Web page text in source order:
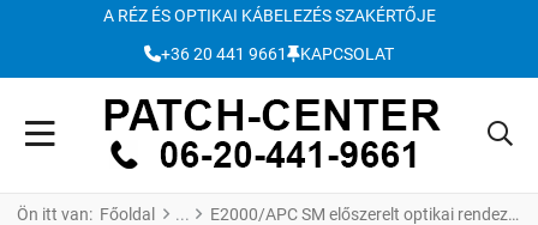
A RÉZ ÉS OPTIKAI KÁBELEZÉS SZAKÉRTŐJE
+36 20 441 9661 KAPCSOLAT
Ön itt van: Főoldal E2000/APC SM előszerelt optikai rendezők